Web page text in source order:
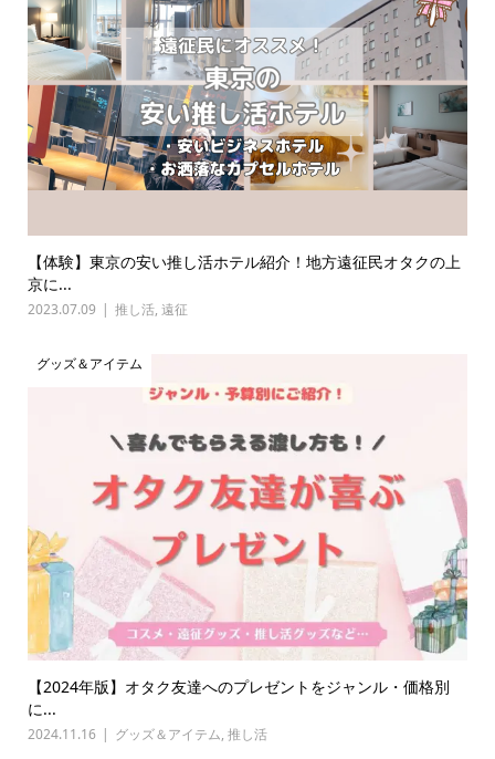
【体験】東京の安い推し活ホテル紹介！地方遠征民オタクの上
京に...
2023.07.09 推し活, 遠征
グッズ＆アイテム
【2024年版】オタク友達へのプレゼントをジャンル・価格別
に...
2024.11.16 グッズ＆アイテム, 推し活